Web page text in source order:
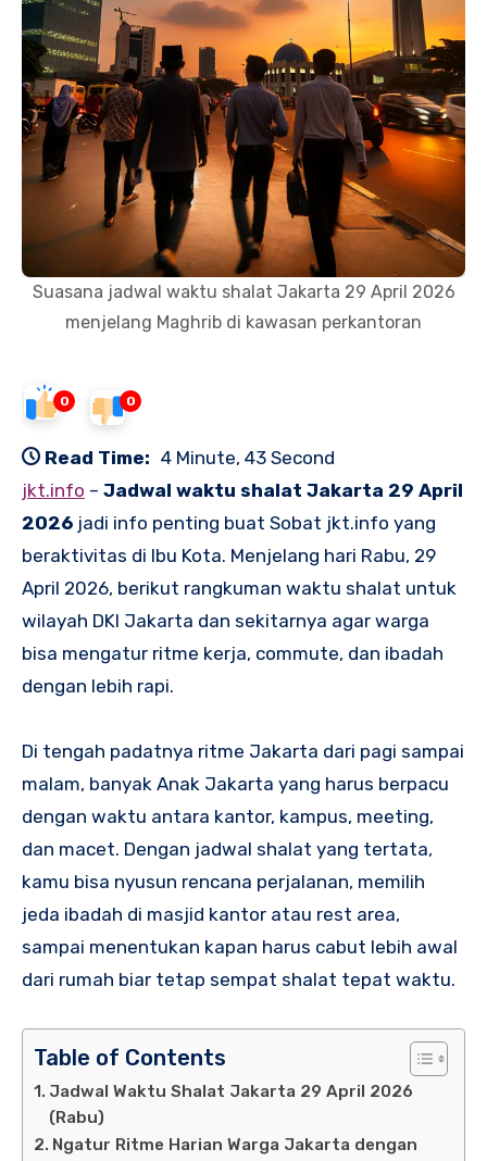
Suasana jadwal waktu shalat Jakarta 29 April 2026
menjelang Maghrib di kawasan perkantoran
0 0
Read Time: 4 Minute, 43 Second
jkt.info – Jadwal waktu shalat Jakarta 29 April
2026 jadi info penting buat Sobat jkt.info yang
beraktivitas di Ibu Kota. Menjelang hari Rabu, 29
April 2026, berikut rangkuman waktu shalat untuk
wilayah DKI Jakarta dan sekitarnya agar warga
bisa mengatur ritme kerja, commute, dan ibadah
dengan lebih rapi.
Di tengah padatnya ritme Jakarta dari pagi sampai
malam, banyak Anak Jakarta yang harus berpacu
dengan waktu antara kantor, kampus, meeting,
dan macet. Dengan jadwal shalat yang tertata,
kamu bisa nyusun rencana perjalanan, memilih
jeda ibadah di masjid kantor atau rest area,
sampai menentukan kapan harus cabut lebih awal
dari rumah biar tetap sempat shalat tepat waktu.
Table of Contents
Jadwal Waktu Shalat Jakarta 29 April 2026
(Rabu)
Ngatur Ritme Harian Warga Jakarta dengan